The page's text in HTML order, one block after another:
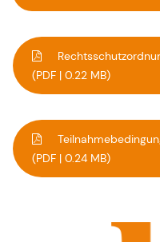
(PDF | 0.22 MB)
(PDF | 0.24 MB)